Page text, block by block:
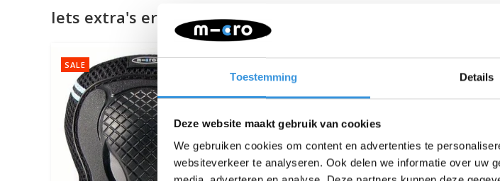
Toestemming Details
Deze website maakt gebruik van cookies
We gebruiken cookies om content en advertenties te
websiteverkeer te analyseren. Ook delen we informatie over uw
Iets extra's erbij?
SALE